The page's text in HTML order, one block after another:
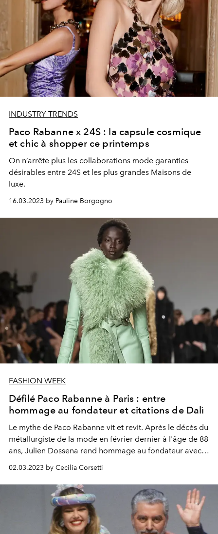
INDUSTRY TRENDS
Paco Rabanne x 24S : la capsule cosmique
et chic à shopper ce printemps
On n’arrête plus les collaborations mode garanties
désirables entre 24S et les plus grandes Maisons de
luxe.
16.03.2023 by Pauline Borgogno
FASHION WEEK
Défilé Paco Rabanne à Paris : entre
hommage au fondateur et citations de Dalì
Le mythe de Paco Rabanne vit et revit. Après le décès du
métallurgiste de la mode en février dernier à l'âge de 88
ans, Julien Dossena rend hommage au fondateur avec
comprenant des citations de vêtements historiques de la
maison et des reproductions des peintures de Salvador
02.03.2023 by Cecilia Corsetti